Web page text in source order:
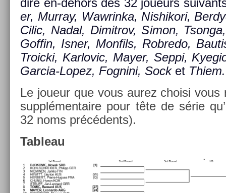
dire en-dehors des 32 joueurs
er, Mur­ray, Waw­rinka, Nis­hikori,
Cilic, Nadal, Di­mit­rov, Simon,
Gof­fin, Isner, Mon­fils, Rob­redo,
Troic­ki, Kar­lovic, Mayer, Seppi,
Garcia-Lopez, Fog­nini, Sock et Thiem.
Le joueur que vous aurez choisi vous
sup­plémen­taire pour tête de série
32 noms précédents).
Tab­leau